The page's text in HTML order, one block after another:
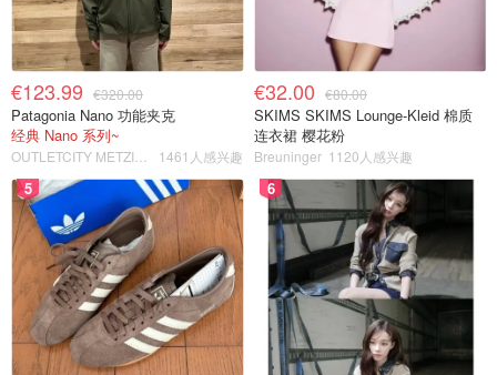
€123.99 €320.00
Patagonia Nano 功能夹克
经典 Nano 系列~
1461人感兴趣
€32.00 €80.00
SKIMS SKIMS Lounge-Kleid 棉质
连衣裙 樱花粉
Breuninger 1120人感兴趣
5 6